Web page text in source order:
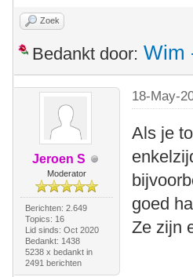
Zoek
Bedankt door: Wim
Jeroen S
Moderator
Berichten: 2.649
Topics: 16
Lid sinds: Oct 2020
Bedankt: 1438
5238 x bedankt in
2491 berichten
18-May-
Als je
goed
Ze zijn